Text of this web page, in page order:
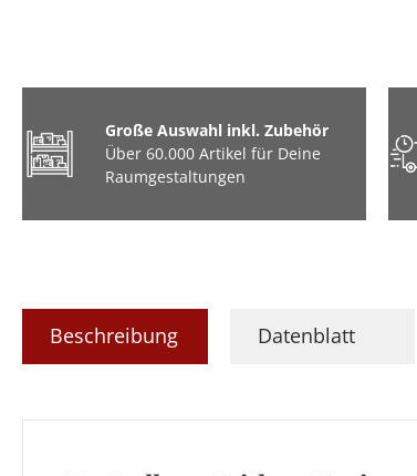
Große Auswahl inkl. Zubehör
Über 60.000 Artikel für Deine
Raumgestaltungen
Beschreibung Datenblatt